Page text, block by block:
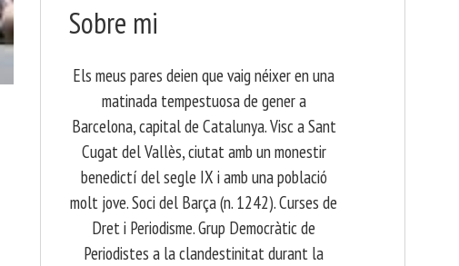
Sobre mi
Els meus pares deien que vaig néixer en una
matinada tempestuosa de gener a
Barcelona, capital de Catalunya. Visc a Sant
Cugat del Vallès, ciutat amb un monestir
benedictí del segle IX i amb una població
molt jove. Soci del Barça (n. 1242). Curses de
Dret i Periodisme. Grup Democràtic de
Periodistes a la clandestinitat durant la